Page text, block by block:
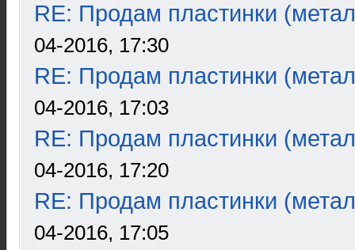
RE: Продам пластинки
04-2016, 17:30
RE: Продам пластинки
04-2016, 17:03
RE: Продам пластинки
04-2016, 17:20
RE: Продам пластинки
04-2016, 17:05